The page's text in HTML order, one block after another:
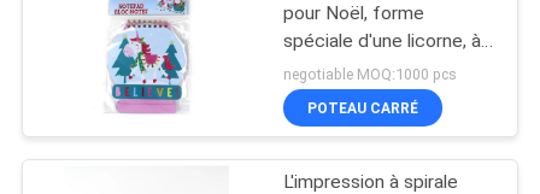
QUALITÉ
CONTACTEZ-
NOUS
Impression de livre
d'autocollant
pour Noël, forme
spéciale d'une licorne, à
spirale, Listpad des
enfants
negotiable MOQ:1000 pcs
POTEAU CARRÉ
L'impression à spirale